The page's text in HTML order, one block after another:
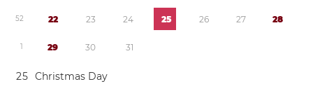
52 22 23 24 25 26 27 28
1 29 30 31
25 Christmas Day